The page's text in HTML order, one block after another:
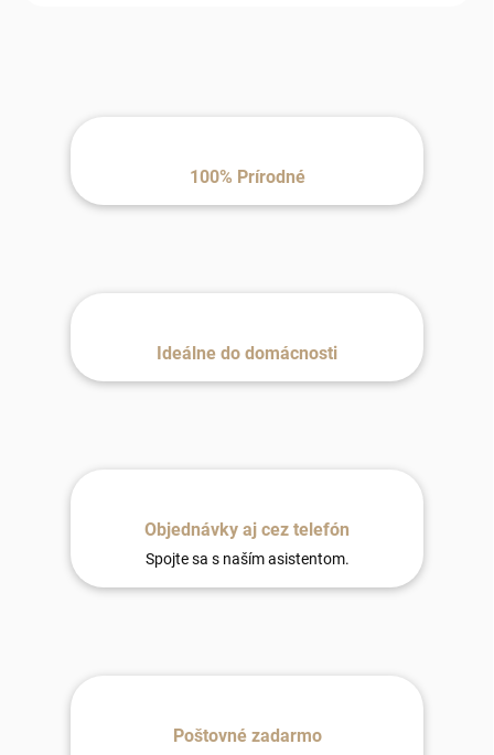
100% Prírodné
Ideálne do domácnosti
Objednávky aj cez telefón
Spojte sa s naším asistentom.
Poštovné zadarmo